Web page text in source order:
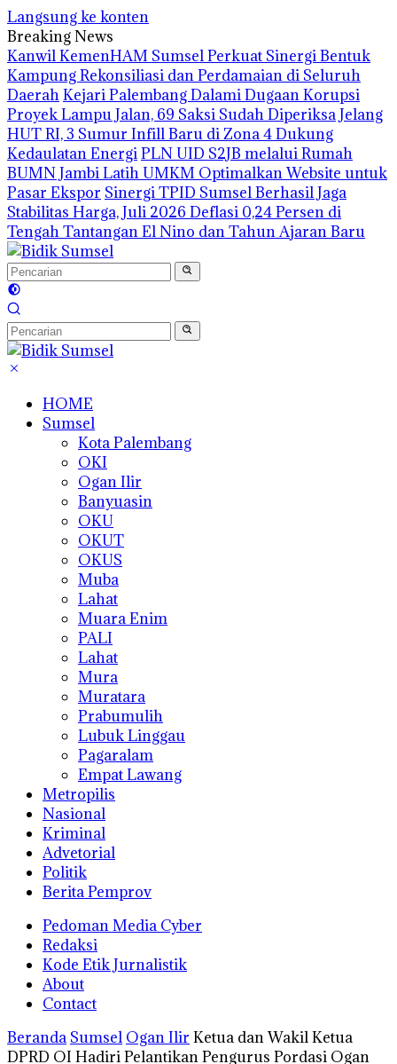
Langsung ke konten
Breaking News
Kanwil KemenHAM Sumsel Perkuat Sinergi Bentuk
Kampung Rekonsiliasi dan Perdamaian di Seluruh
DaerahKejari Palembang Dalami Dugaan Korupsi
Proyek Lampu Jalan, 69 Saksi Sudah DiperiksaJelang
HUT RI, 3 Sumur Infill Baru di Zona 4 Dukung
Kedaulatan EnergiPLN UID S2JB melalui Rumah
BUMN Jambi Latih UMKM Optimalkan Website untuk
Pasar Ekspor Sinergi TPID Sumsel Berhasil Jaga
Stabilitas Harga, Juli 2026 Deflasi 0,24 Persen di
Tengah Tantangan El Nino dan Tahun Ajaran Baru
HOME
Sumsel
Kota Palembang
OKI
Ogan Ilir
Banyuasin
OKU
OKUT
OKUS
Muba
Lahat
Muara Enim
PALI
Lahat
Mura
Muratara
Prabumulih
Lubuk Linggau
Pagaralam
Empat Lawang
Metropilis
Nasional
Kriminal
Advetorial
Politik
Berita Pemprov
Pedoman Media Cyber
Redaksi
Kode Etik Jurnalistik
About
Contact
Beranda Sumsel Ogan Ilir Ketua dan Wakil Ketua
DPRD OI Hadiri Pelantikan Pengurus Pordasi Ogan